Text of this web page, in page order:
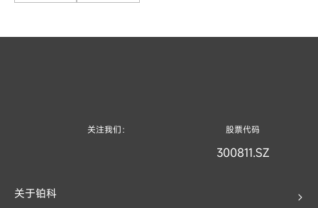
关注我们： 股票代码
300811.SZ
关于铂科